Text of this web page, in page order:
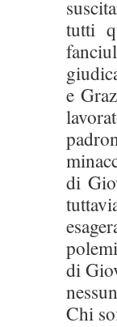
tutti
e
di
di
Chi